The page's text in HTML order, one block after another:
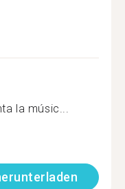
la músic...